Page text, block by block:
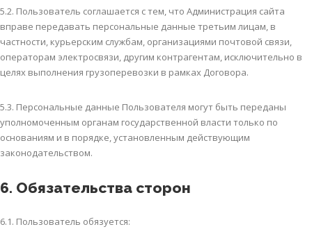
5.2. Пользователь соглашается с тем, что Администрация сайта
вправе передавать персональные данные третьим лицам, в
частности, курьерским службам, организациями почтовой связи,
операторам электросвязи, другим контрагентам, исключительно в
целях выполнения грузоперевозки в рамках Договора.
5.3. Персональные данные Пользователя могут быть переданы
уполномоченным органам государственной власти только по
основаниям и в порядке, установленным действующим
законодательством.
6. Обязательства сторон
6.1. Пользователь обязуется: